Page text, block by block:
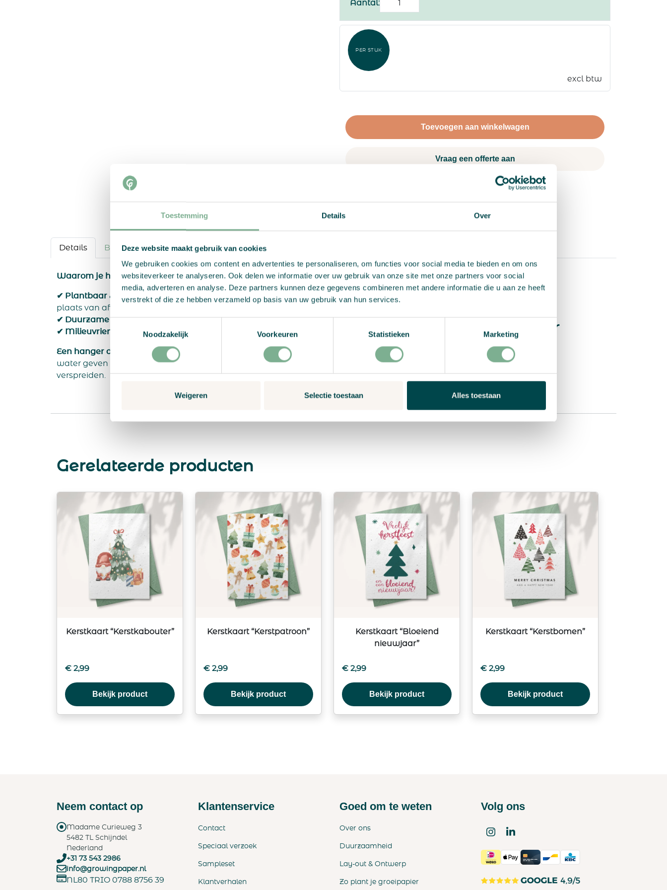
Toestemming Details Over
Deze website maakt gebruik van cookies
We gebruiken cookies om content en advertenties te personaliseren, om functies voor social media te bieden en om ons
websiteverkeer te analyseren. Ook delen we informatie over uw gebruik van onze site met onze partners voor social
media, adverteren en analyse. Deze partners kunnen deze gegevens combineren met andere informatie die u aan ze heeft
verstrekt of die ze hebben verzameld op basis van uw gebruik van hun services.
Noodzakelijk
Voorkeuren Statistieken Marketing
Weigeren Selectie toestaan Alles toestaan
Aantal:
PER STUK
excl btw
Toevoegen aan winkelwagen
Vraag een offerte aan
Details Bestelproces
Waarom je het leuk zult vinden
✔ Plantbaar & biologisch afbreekbaar - Groeit uit tot bloemen in
plaats van afval te creëren
✔ Duurzame materialen -Gemaakt van 100% gerecycled papier
✔ Milieuvriendelijk gedrukt- Gedrukt met milieuvriendelijke inkt
Een hanger die blijft geven!Gewoon in een tuin of pot planten,
water geven en bloemen zien bloeien - liefde en duurzaamheid
verspreiden.
Beoordelingen
Reviews Growingpaper
Gerelateerde producten
Kerstkaart “Kerstkabouter”
€ 2,99
Bekijk product
Kerstkaart “Kerstpatroon”
€ 2,99
Bekijk product
Kerstkaart “Bloeiend
nieuwjaar”
€ 2,99
Bekijk product
Kerstkaart “Kerstbomen”
€ 2,99
Bekijk product
Neem contact op
Madame Curieweg 3
5482 TL Schijndel
Nederland
+31 73 543 2986
info@growingpaper.nl
NL80 TRIO 0788 8756 39
Klantenservice
Contact
Speciaal verzoek
Sampleset
Klantverhalen
Goed om te weten
Over ons
Duurzaamheid
Lay-out & Ontwerp
Zo plant je groeipapier
Volg ons